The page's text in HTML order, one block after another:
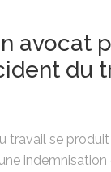
avocat
du
travail se
indemnisation